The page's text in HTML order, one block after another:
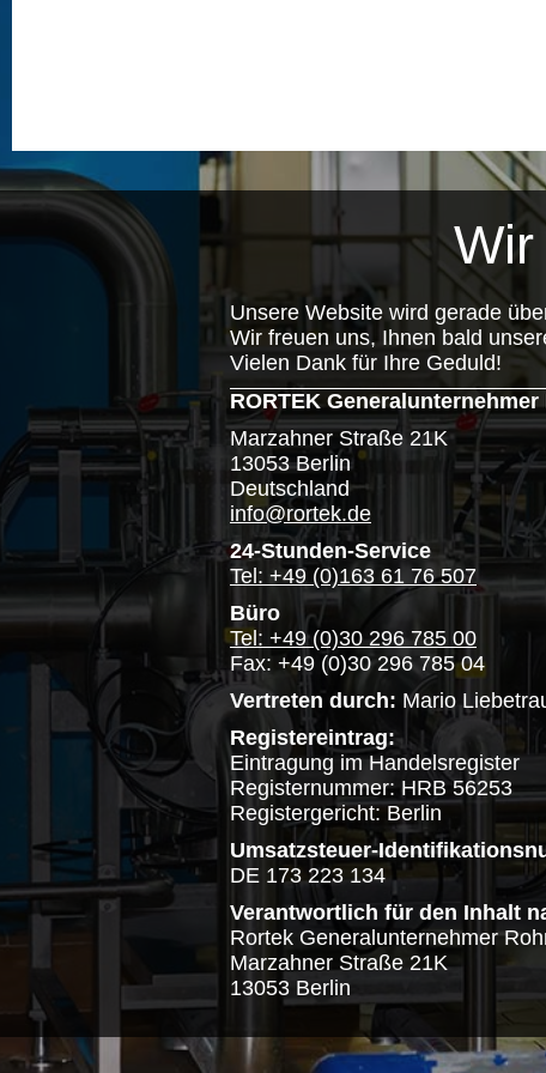
Unsere Website wird gerade
Wir freuen uns, Ihnen bald
Vielen Dank für Ihre Geduld!
RORTEK
Marzahner Straße 21K
13053 Berlin
Deutschland
info@rortek.de
24-Stunden-Service
Tel: +49 (0)163 61 76 507
Büro
Tel: +49 (0)30 296 785 00
Fax: +49 (0)30 296 785 04
Vertreten durch: Mario
Registereintrag:
Eintragung im Handelsregister
Registernummer: HRB 56253
Registergericht: Berlin
Umsatzsteuer-
DE 173 223 134
Verantwortlich für den Inhalt
Rortek Generalunternehmer
Marzahner Straße 21K
13053 Berlin